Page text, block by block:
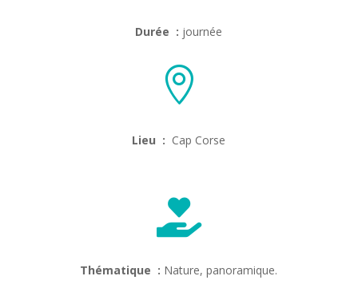
Durée : journée

Lieu : Cap Corse

Thématique : Nature, panoramique.